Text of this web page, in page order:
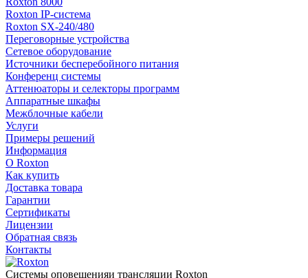
Roxton IP-система
Roxton SX-240/480
Переговорные устройства
Сетевое оборудование
Источники бесперебойного питания
Конференц системы
Аттенюаторы и селекторы программ
Аппаратные шкафы
Межблочные кабели
Услуги
Примеры решений
Информация
О Roxton
Как купить
Доставка товара
Гарантии
Сертификаты
Лицензии
Обратная связь
Контакты
Системы оповещенияи трансляции Roxton